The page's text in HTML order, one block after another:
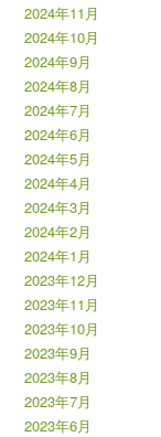
2024年11月
2024年10月
2024年9月
2024年8月
2024年7月
2024年6月
2024年5月
2024年4月
2024年3月
2024年2月
2024年1月
2023年12月
2023年11月
2023年10月
2023年9月
2023年8月
2023年7月
2023年6月